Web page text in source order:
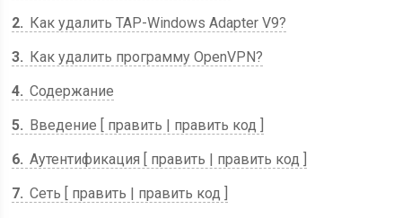
2
Как удалить TAP-Windows Adapter V9?
3
Как удалить программу OpenVPN?
4 Содержание
5
Введение [ править | править код ]
6 Аутентификация [ править | править код ]
7 Сеть [ править | править код ]